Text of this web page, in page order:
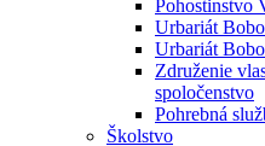
Pohostinstvo
Urbariát
Urbariát
Združenie
spoločenstvo
Pohrebná
Školstvo